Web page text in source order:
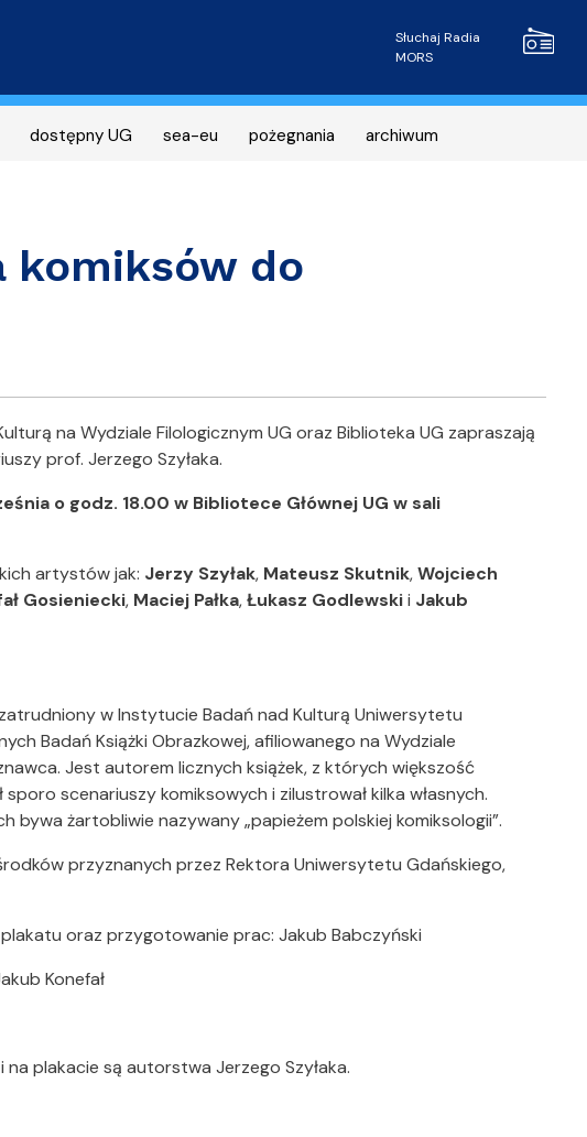
Radio
Słuchaj Radia
MORS
dostępny UG sea-eu pożegnania archiwum
komiksów do
na Wydziale Filologicznym UG oraz Biblioteka UG zapraszają
prof. Jerzego Szyłaka.
o godz. 18.00 w Bibliotece Głównej UG w sali
artystów jak: Jerzy Szyłak, Mateusz Skutnik,Wojciech
Gosieniecki, Maciej Pałka,Łukasz Godlewskii Jakub
w Instytucie Badań nad Kulturą Uniwersytetu
Badań Książki Obrazkowej, afiliowanego na Wydziale
Jest autorem licznych książek, z których większość
scenariuszy komiksowych i zilustrował kilka własnych.
żartobliwie nazywany „papieżem polskiej komiksologii”.
przyznanych przez Rektora Uniwersytetu Gdańskiego,
oraz przygotowanie prac: Jakub Babczyński
Konefał
plakacie są autorstwa Jerzego Szyłaka.